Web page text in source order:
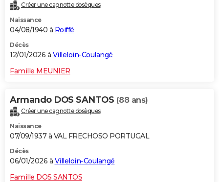
Créer une cagnotte obsèques
Naissance
04/08/1940 à Roiffé
Décès
12/01/2026 à Villeloin-Coulangé
Famille MEUNIER
Armando DOS SANTOS (88 ans)
Créer une cagnotte obsèques
Naissance
07/09/1937 à VAL FRECHOSO PORTUGAL
Décès
06/01/2026 à Villeloin-Coulangé
Famille DOS SANTOS